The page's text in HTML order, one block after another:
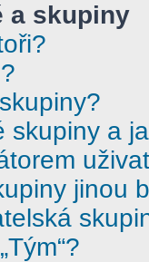
a skupiny
skupiny a
jinou